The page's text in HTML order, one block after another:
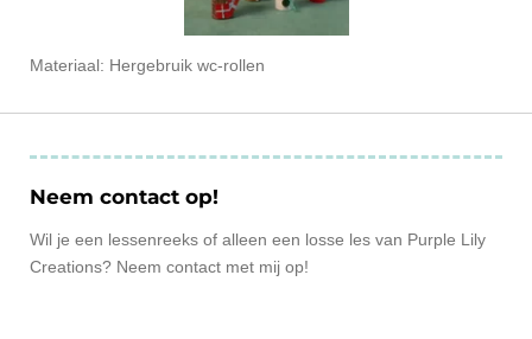
Materiaal: Hergebruik wc-rollen
Neem contact op!
Wil je een lessenreeks of alleen een losse les van Purple Lily
Creations? Neem contact met mij op!